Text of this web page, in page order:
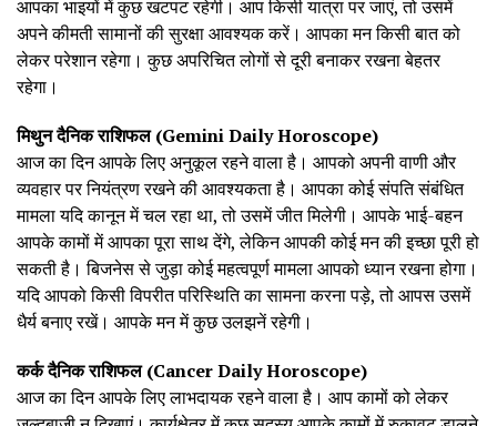
आपका भाइयों में कुछ खटपट रहेगी। आप किसी यात्रा पर जाएं, तो उसमें
अपने कीमती सामानों की सुरक्षा आवश्यक करें। आपका मन किसी बात को
लेकर परेशान रहेगा। कुछ अपरिचित लोगों से दूरी बनाकर रखना बेहतर
रहेगा।
मिथुन दैनिक राशिफल (Gemini Daily Horoscope)
आज का दिन आपके लिए अनुकूल रहने वाला है। आपको अपनी वाणी और
व्यवहार पर नियंत्रण रखने की आवश्यकता है। आपका कोई संपति संबंधित
मामला यदि कानून में चल रहा था, तो उसमें जीत मिलेगी। आपके भाई-बहन
आपके कामों में आपका पूरा साथ देंगे, लेकिन आपकी कोई मन की इच्छा पूरी हो
सकती है। बिजनेस से जुड़ा कोई महत्वपूर्ण मामला आपको ध्यान रखना होगा।
यदि आपको किसी विपरीत परिस्थिति का सामना करना पड़े, तो आपस उसमें
धैर्य बनाए रखें। आपके मन में कुछ उलझनें रहेगी।
कर्क दैनिक राशिफल (Cancer Daily Horoscope)
आज का दिन आपके लिए लाभदायक रहने वाला है। आप कामों को लेकर